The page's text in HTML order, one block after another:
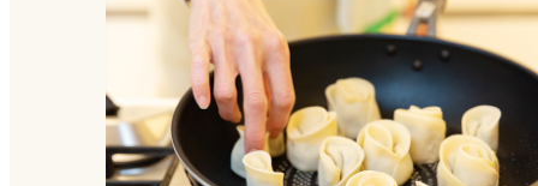
ことで相互理解を深めることが出来ます。
2.5時間
対応人数 10～80名程度
料金
最低価格 税込12,000円/